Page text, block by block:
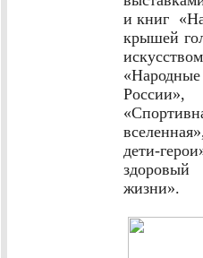
и книг
крышей
России»,
дети-
жизни».